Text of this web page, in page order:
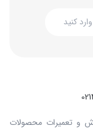
پا به عرصه فروش و تعمیرات محصولات